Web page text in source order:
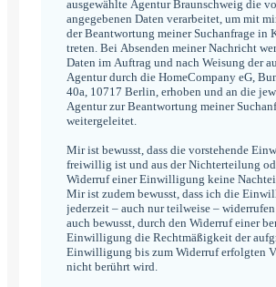
ausgewählte Agentur Braunschweig die
angegebenen Daten verarbeitet, um mit
der Beantwortung meiner Suchanfrage in
treten. Bei Absenden meiner Nachricht
Daten im Auftrag und nach Weisung der
Agentur durch die HomeCompany eG,
40a, 10717 Berlin, erhoben und an die
Agentur zur Beantwortung meiner
weitergeleitet.
Mir ist bewusst, dass die vorstehende
freiwillig ist und aus der Nichterteilung
Widerruf einer Einwilligung keine
Mir ist zudem bewusst, dass ich die
jederzeit – auch nur teilweise –
auch bewusst, durch den Widerruf einer
Einwilligung die Rechtmäßigkeit der
Einwilligung bis zum Widerruf erfolgten
nicht berührt wird.